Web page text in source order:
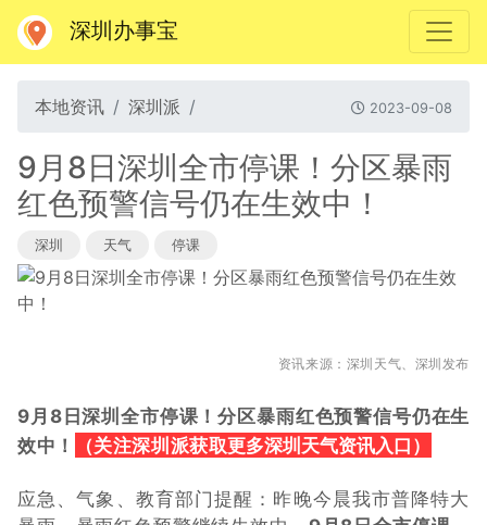
深圳办事宝
本地资讯 深圳派 2023-09-08
9月8日深圳全市停课！分区暴雨
红色预警信号仍在生效中！
深圳 天气 停课
资讯来源：深圳天气、深圳发布
9月8日深圳全市停课！分区暴雨红色预警信号仍在生
效中！
（关注深圳派获取更多深圳天气资讯入口 ）
应急、气象、教育部门提醒：昨晚今晨我市普降特大